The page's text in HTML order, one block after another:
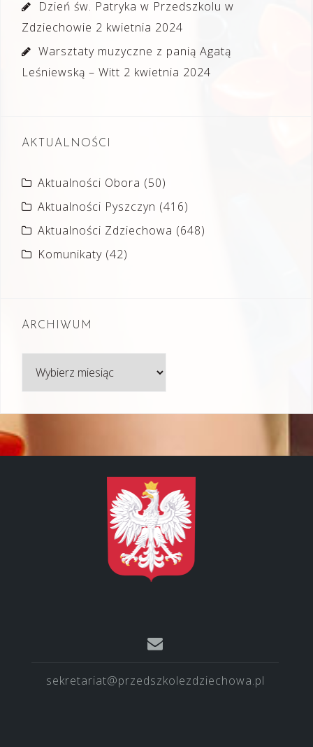
Dzień św. Patryka w Przedszkolu w
Zdziechowie 2 kwietnia 2024
Warsztaty muzyczne z panią Agatą
Leśniewską – Witt 2 kwietnia 2024
AKTUALNOŚCI
Aktualności Obora (50)
Aktualności Pyszczyn (416)
Aktualności Zdziechowa (648)
Komunikaty (42)
ARCHIWUM
sekretariat@przedszkolezdziechowa.pl